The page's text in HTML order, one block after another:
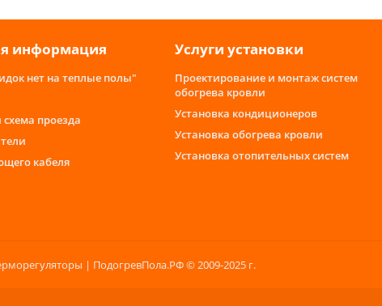
информация
нет на теплые полы"
проезда
кабеля
Услуги установки
Проектирование и монтаж систем
обогрева кровли
Установка кондиционеров
Установка обогрева кровли
Установка отопительных систем
| ПодогревПола.РФ © 2009-2025 г.